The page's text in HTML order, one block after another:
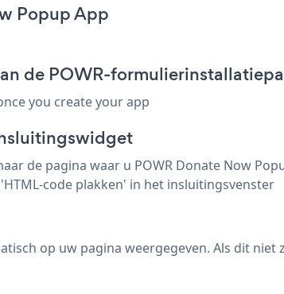
Popup App
de POWR-
you create your app
de pagina waar u POWR Donate Now
code plakken' in het insluitingsvenster
op uw pagina weergegeven. Als dit